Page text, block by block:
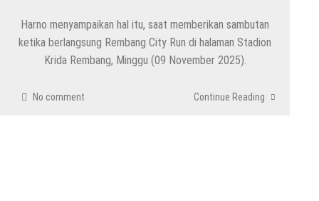
Harno menyampaikan hal itu, saat memberikan sambutan
ketika berlangsung Rembang City Run di halaman Stadion
Krida Rembang, Minggu (09 November 2025).
No comment Continue Reading